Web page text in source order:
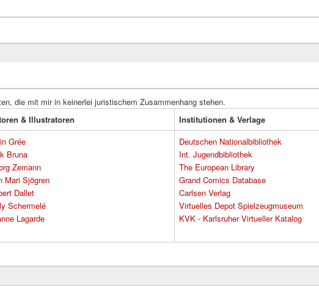
die mit mir in keinerlei juristischem Zusammenhang stehen.
& Illustratoren
Institutionen & Verlage
Grée
Bruna
Zemann
Mari Sjögren
Dallet
Schermelé
Lagarde
Deutschen Nationalbibliothek
Int. Jugendbibliothek
The European Library
Grand Comics Database
Carlsen Verlag
Virtuelles Depot Spielzeugmuseum
KVK - Karlsruher Virtueller Katalog